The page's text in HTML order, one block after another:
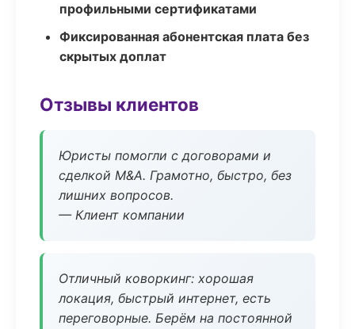
профильными сертификатами
Фиксированная абонентская плата без
скрытых доплат
Отзывы клиентов
Юристы помогли с договорами и
сделкой M&A. Грамотно, быстро, без
лишних вопросов.
— Клиент компании
Отличный коворкинг: хорошая
локация, быстрый интернет, есть
переговорные. Берём на постоянной